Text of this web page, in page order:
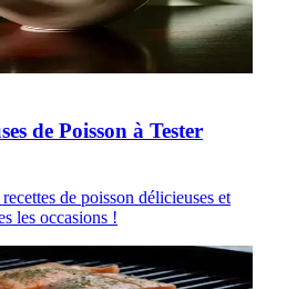
de Poisson à Tester
de poisson délicieuses et
les occasions !